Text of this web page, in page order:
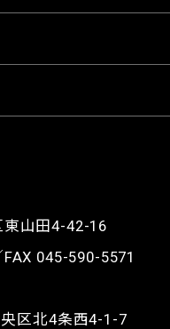
山田4-42-16
FAX 045-590-5571
区北4条西4-1-7